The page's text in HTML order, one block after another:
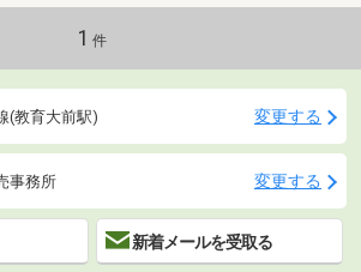
1 件
(教育大前駅) 変更する
事務所 変更する
新着メールを受取る